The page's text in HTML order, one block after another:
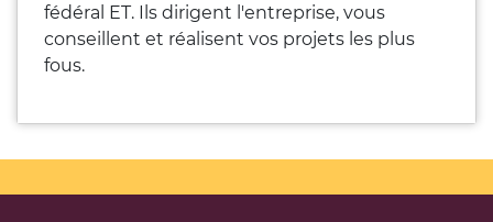
fédéral ET. Ils dirigent l'entreprise, vous
conseillent et réalisent vos projets les plus
fous.